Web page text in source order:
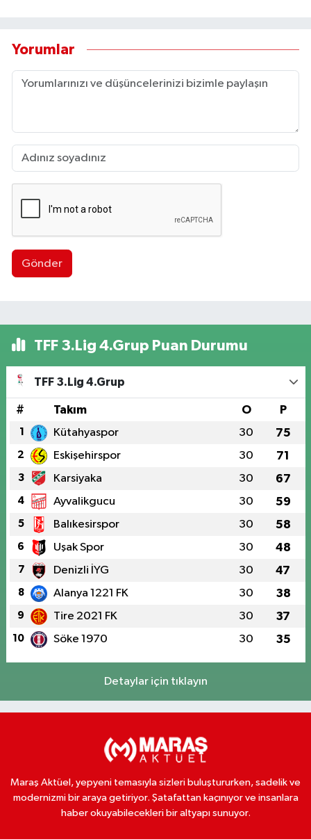
Yorumlar
Gönder
TFF 3.Lig 4.Grup Puan Durumu
TFF 3.Lig 4.Grup
# Takım O P
1 Kütahyaspor 30 75
2 Eskişehirspor 30 71
3 Karsiyaka 30 67
4 Ayvalikgucu 30 59
5 Balıkesirspor 30 58
6 Uşak Spor 30 48
7 Denizli İYG 30 47
8 Alanya 1221 FK 30 38
9 Tire 2021 FK 30 37
10 Söke 1970 30 35
Detaylar için tıklayın
Maraş Aktüel, yepyeni temasıyla sizleri buluştururken, sadelik ve
modernizmi bir araya getiriyor. Şatafattan kaçınıyor ve insanlara
haber okuyabilecekleri bir altyapı sunuyor.